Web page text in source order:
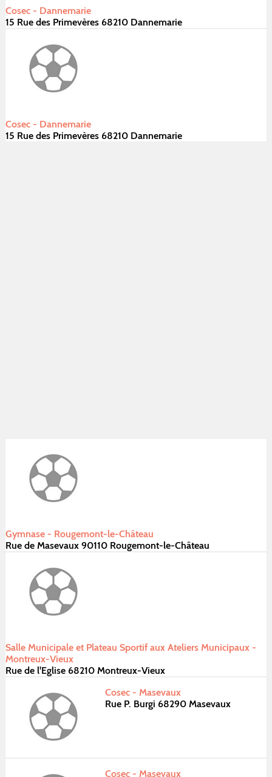
Cosec - Dannemarie
15 Rue des Primevères 68210 Dannemarie
Cosec - Dannemarie
15 Rue des Primevères 68210 Dannemarie
Gymnase - Rougemont-le-Château
Rue de Masevaux 90110 Rougemont-le-Château
Salle Municipale et Plateau Sportif aux Ateliers Municipaux -
Montreux-Vieux
Rue de l'Eglise 68210 Montreux-Vieux
Cosec - Masevaux
Rue P. Burgi 68290 Masevaux
Cosec - Masevaux